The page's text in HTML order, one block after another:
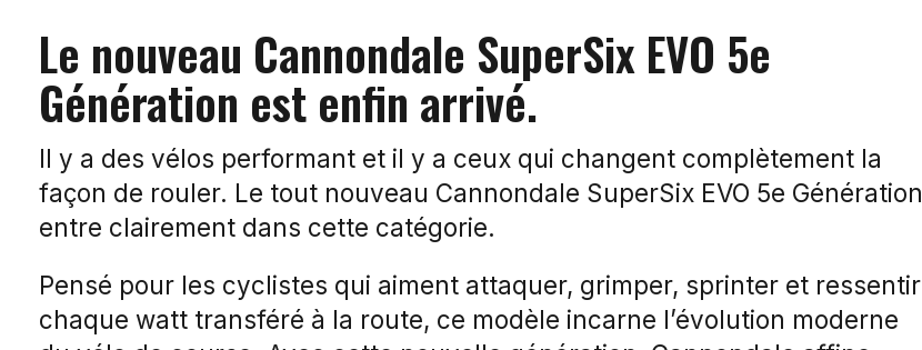
Le nouveau Cannondale SuperSix EVO 5e
Génération est enfin arrivé.
Il y a des vélos performant et il y a ceux qui changent complètement la
façon de rouler. Le tout nouveau Cannondale SuperSix EVO 5e Génération
entre clairement dans cette catégorie.
Pensé pour les cyclistes qui aiment attaquer, grimper, sprinter et ressentir
chaque watt transféré à la route, ce modèle incarne l’évolution moderne